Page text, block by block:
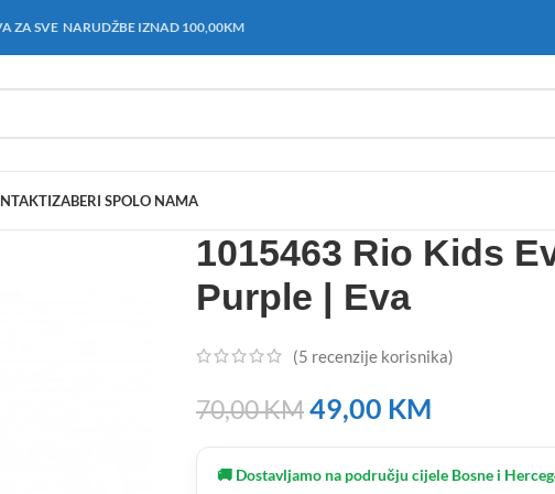
ZA SVE NARUDŽBE IZNAD 100,00KM
IZABERI SPOLO NAMA
1015463 Rio Kids
Purple | Eva
(5 recenzije korisnika)
70,00KM49,00 KM
🚚 Dostavljamo na području cijele Bosne i